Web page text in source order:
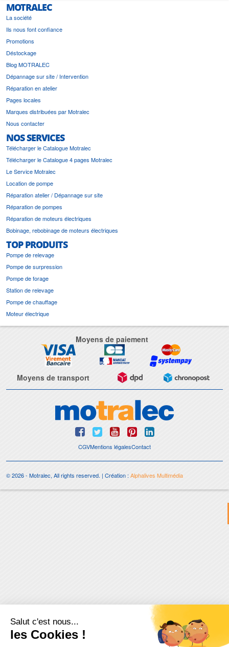
MOTRALEC
La société
Ils nous font confiance
Promotions
Déstockage
Blog MOTRALEC
Dépannage sur site / Intervention
Réparation en atelier
Pages locales
Marques distribuées par Motralec
Nous contacter
NOS SERVICES
Télécharger le Catalogue Motralec
Télécharger le Catalogue 4 pages Motralec
Le Service Motralec
Location de pompe
Réparation atelier / Dépannage sur site
Réparation de pompes
Réparation de moteurs électriques
Bobinage, rebobinage de moteurs électriques
TOP PRODUITS
Pompe de relevage
Pompe de surpression
Pompe de forage
Station de relevage
Pompe de chauffage
Moteur électrique
Moyens de paiement
Moyens de transport
CGVMentions légalesContact
© 2026 - Motralec, All rights reserved. | Création :Alphalives Multimédia